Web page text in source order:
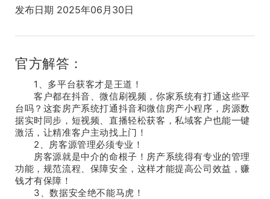
发布日期 2025年06月30日
官方解答：
1
、多平台获客才是王道！
客户都在抖音、微信刷视频，你家系统有打通这些平
台吗？这套 房产系统打通抖音和微信房产小程序，房源数
据实时同步，短视频、直播轻松获客，私域客户也能一键
激活，让精准客户主动找上门！
2
、房客源管理必须专业！
房客源就是中介的命根子！房产系统得有专业的管理
功能，规范流程、保障安全，这样才能提高公司效益，赚
钱才有保障！
3
、数据安全绝不能马虎！